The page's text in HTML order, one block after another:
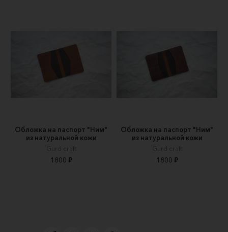
Обложка на паспорт "Ним"
из натуральной кожи
Gurd craft
1800 ₽
Обложка на паспорт "Ним"
из натуральной кожи
Gurd craft
1800 ₽